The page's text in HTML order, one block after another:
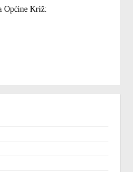
Općine Križ: